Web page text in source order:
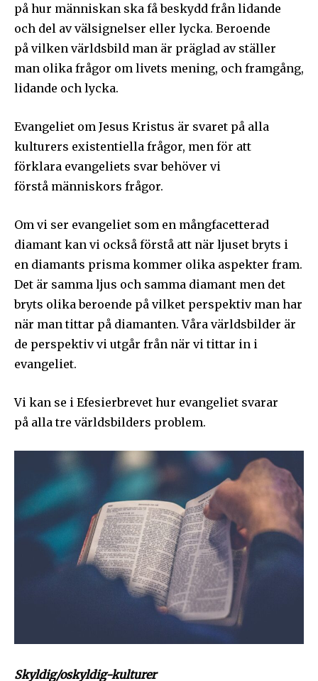
Följ Sändarens nyhetsbrev och
bli uppdaterad på det senaste
För att prenumerera: Ange din e-postadress och klicka på
prenumerationsknappen. Oroa dig inte, vi respekterar din
integritet och kommer inte att skicka skräppost till din
inkorg.
Prenumerera på Sändarens nyhetsbrev.
Jag godkänner integritetspolicyn
Ladda ner som PDF
på hur människan ska få beskydd från lidande
och del av välsignelser eller lycka. Beroende
på vilken världsbild man är präglad av ställer
man olika frågor om livets mening, och framgång,
lidande och lycka.
Evangeliet om Jesus Kristus är svaret på alla
kulturers existentiella frågor, men för att
förklara evangeliets svar behöver vi
förstå människors frågor.
Om vi ser evangeliet som en mångfacetterad
diamant kan vi också förstå att när ljuset bryts i
en diamants prisma kommer olika aspekter fram.
Det är samma ljus och samma diamant men det
bryts olika beroende på vilket perspektiv man har
när man tittar på diamanten. Våra världsbilder är
de perspektiv vi utgår från när vi tittar in i
evangeliet.
Vi kan se i Efesierbrevet hur evangeliet svarar
på alla tre världsbilders problem.
Skyldig/oskyldig-kulturer